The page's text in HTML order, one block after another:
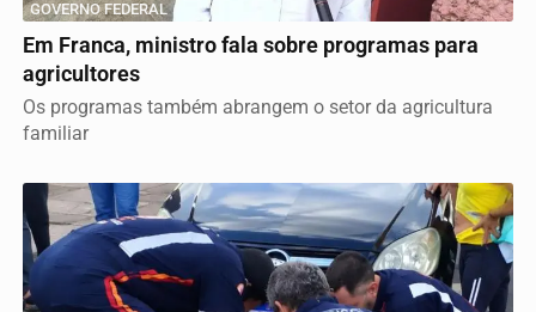
GOVERNO FEDERAL
Em Franca, ministro fala sobre programas para
agricultores
Os programas também abrangem o setor da agricultura
familiar